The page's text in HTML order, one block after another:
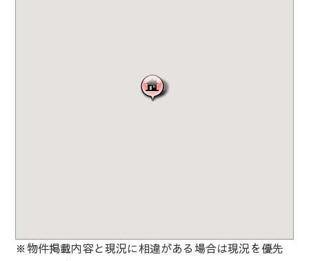
※物件掲載内容と現況に相違がある場合は現況を優先